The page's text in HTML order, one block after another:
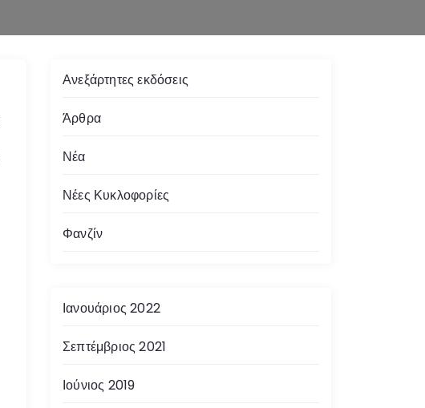
Ανεξάρτητες εκδόσεις
Άρθρα
Νέα
Νέες Κυκλοφορίες
Φανζίν
Ιανουάριος 2022
Σεπτέμβριος 2021
Ιούνιος 2019